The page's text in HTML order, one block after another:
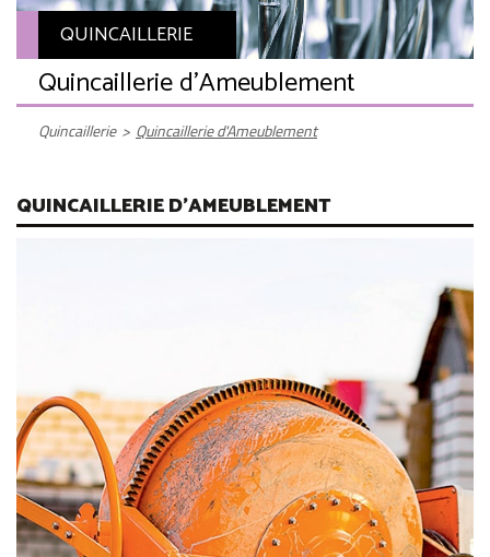
QUINCAILLERIE
Quincaillerie d'Ameublement
Quincaillerie > Quincaillerie d'Ameublement
QUINCAILLERIE D'AMEUBLEMENT